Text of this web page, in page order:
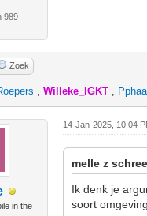
989
Zoek
,Willeke_IGKT ,
in the
14-Jan-2025, 10:04
melle z
Ik denk je
soort